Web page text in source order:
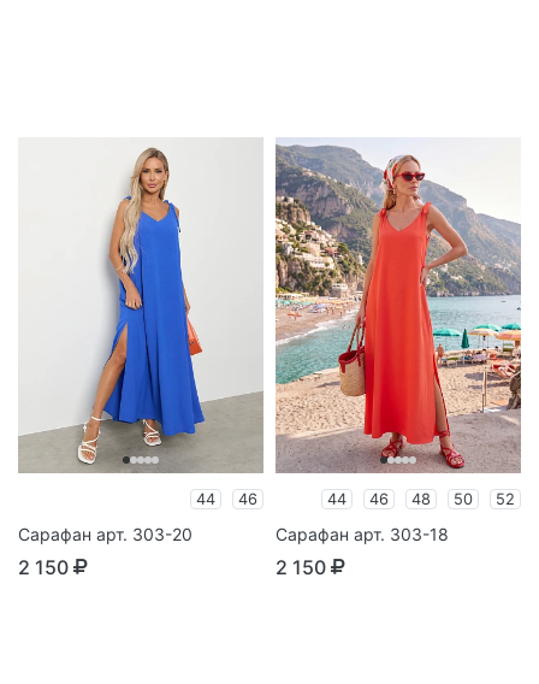
44 46
Сарафан арт. 303-20
2 150
44 46 48 50 52
Сарафан арт. 303-18
2 150